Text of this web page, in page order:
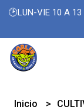
🕑LUN-VIE 10 A 13
Inicio